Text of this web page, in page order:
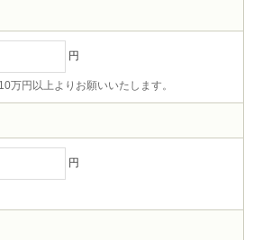
円
万円以上よりお願いいたします。
円